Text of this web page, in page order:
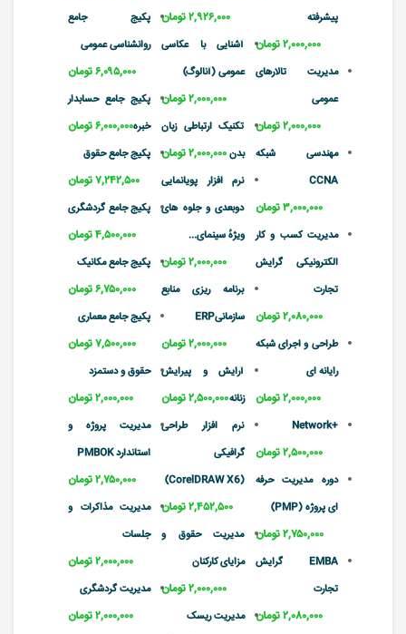
پیشرفته
۲,۰۰۰,۰۰۰ تومان
مدیریت تالارهای
عمومی
۲,۰۰۰,۰۰۰ تومان
مهندسی شبکه
CCNA
۳,۰۰۰,۰۰۰ تومان
مدیریت کسب و کار
الکترونیکی گرایش
تجارت
۲,۰۸۰,۰۰۰ تومان
طراحی و اجرای شبکه
رایانه ای
۲,۰۰۰,۰۰۰ تومان
+Network
۲,۵۰۰,۰۰۰ تومان
دوره مدیریت حرفه
ای پروژه (PMP)
۲,۷۵۰,۰۰۰ تومان
EMBA گرایش
تجارت
۲,۰۸۰,۰۰۰ تومان
۲,۹۲۶,۰۰۰ تومان
آشنایی با عکاسی
عمومی (آنالوگ)
۲,۰۰۰,۰۰۰ تومان
تکنیک ارتباطی زبان
بدن۲,۰۰۰,۰۰۰ تومان
نرم افزار پویانمایی
دوبعدی و جلوه های
ویژهٔ سینمای...
۲,۰۰۰,۰۰۰ تومان
برنامه ریزی منابع
سازمانیERP
۲,۰۰۰,۰۰۰ تومان
آرایش و پیرایش
زنانه۲,۵۰۰,۰۰۰ تومان
نرم افزار طراحی
گرافیکی
(CorelDRAW X6)
۲,۴۵۲,۵۰۰ تومان
مدیریت حقوق و
مزایای کارکنان
۲,۰۰۰,۰۰۰ تومان
مدیریت ریسک
پکیج جامع
روانشناسی عمومی
۶,۰۹۵,۰۰۰ تومان
پکیج جامع حسابدار
خبره۶,۰۰۰,۰۰۰ تومان
پکیج جامع حقوق
۷,۲۴۲,۵۰۰ تومان
پکیج جامع گردشگری
۴,۵۰۰,۰۰۰ تومان
پکیج جامع مکانیک
۶,۷۵۰,۰۰۰ تومان
پکیج جامع معماری
۷,۵۰۰,۰۰۰ تومان
حقوق و دستمزد
۲,۰۰۰,۰۰۰ تومان
مدیریت پروژه و
استاندارد PMBOK
۲,۷۵۰,۰۰۰ تومان
مدیریت مذاکرات و
جلسات
۲,۰۰۰,۰۰۰ تومان
مدیریت گردشگری
۲,۰۰۰,۰۰۰ تومان